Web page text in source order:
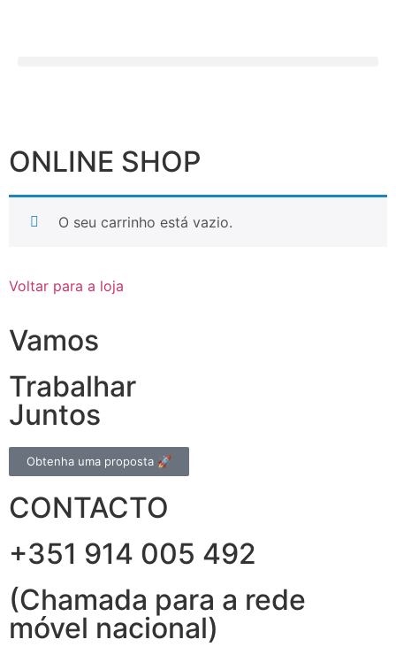
ONLINE SHOP
O seu carrinho está vazio.
Voltar para a loja
Vamos
Trabalhar
Juntos
Obtenha uma proposta 🚀
CONTACTO
+351 914 005 492
(Chamada para a rede
móvel nacional)